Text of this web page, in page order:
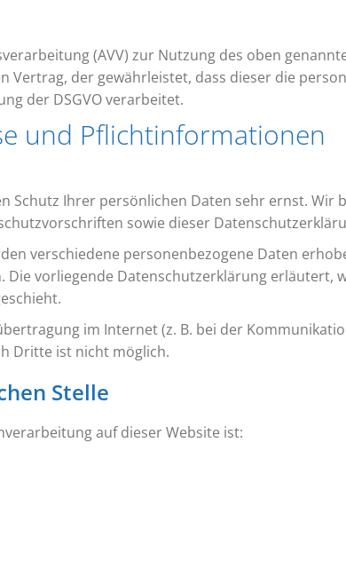
(AVV) zur Nutzung des oben
Vertrag, der gewährleistet, dass dieser die
der DSGVO verarbeitet.
und Pflicht­informationen
Schutz Ihrer persönlichen Daten sehr ernst.
sowie dieser
verschiedene personenbezogene Daten
vorliegende Datenschutzerklärung erläutert,
im Internet (z. B. bei der
Dritte ist nicht möglich.
Stelle
auf dieser Website ist: